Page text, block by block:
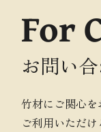
For
お問い
竹材にご関心
ご利用いただ